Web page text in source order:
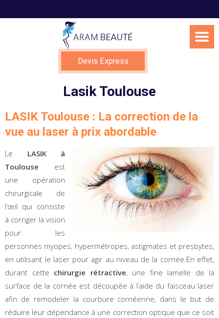
to
Devis Express
Lasik Toulouse
LASIK Toulouse : La correction de la
vue au laser à prix abordable
Le LASIK à
Toulouse est
une opération
chirurgicale de
l’œil qui consiste
à corriger la vision
pour les
personnes myopes, hypermétropes, astigmates et presbytes,
en utilisant le laser pour agir au niveau de la cornée.En effet,
durant cette chirurgie rétractive, une fine lamelle de la
surface de la cornée est découpée à l’aide du faisceau laser
afin de remodeler la courbure cornéenne, dans le but de
réduire leur dépendance à une correction optique que ce soit